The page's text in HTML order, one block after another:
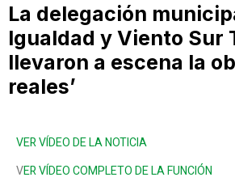
La delegación
Igualdad y Viento Sur
llevaron a escena la
reales’
VER VÍDEO DE LA NOTICIA
VER VÍDEO COMPLETO DE LA FUNCIÓN